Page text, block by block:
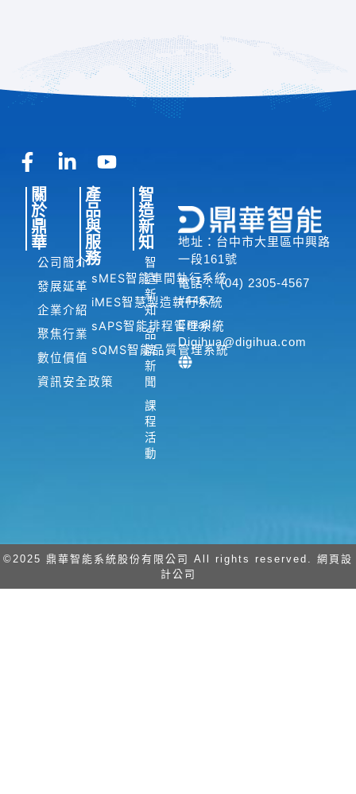
地址：台中市大里區中興路
一段161號
電話： (04) 2305-4567
#4467
Email：
Digihua@digihua.com
F
a
c
e
b
o
o
L
d
i
n
-
i
n
Y
e
關
於
鼎
華
公司簡介
發展延革
企業介紹
聚焦行業
數位價值
資訊安全政策
產
品
與
服
務
sMES智能車間執行系統
iMES智慧製造執行系統
sAPS智能排程管理系統
sQMS智能品質管理系統
智
造
新
知
智
造
新
知
品
牌
新
聞
課
程
活
動
©2025 鼎華智能系統股份有限公司 All rights reserved. 網頁設
計公司